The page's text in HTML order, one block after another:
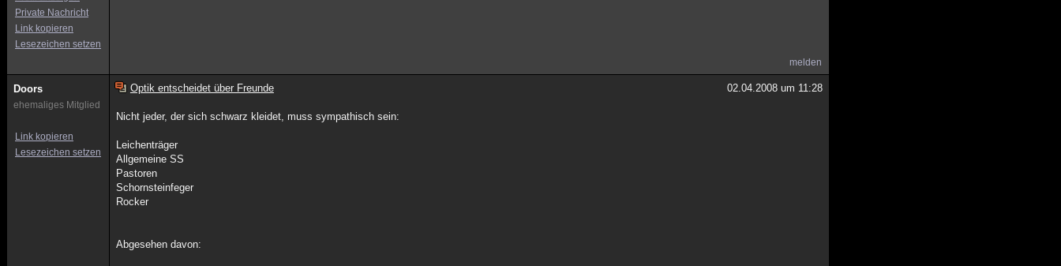
Private Nachricht
Link kopieren
Lesezeichen setzen
melden
Doors
ehemaliges Mitglied
Link kopieren
Lesezeichen setzen
Optik entscheidet über Freunde 02.04.2008 um 11:28
Nicht jeder, der sich schwarz kleidet, muss sympathisch sein:
Leichenträger
Allgemeine SS
Pastoren
Schornsteinfeger
Rocker
Abgesehen davon: